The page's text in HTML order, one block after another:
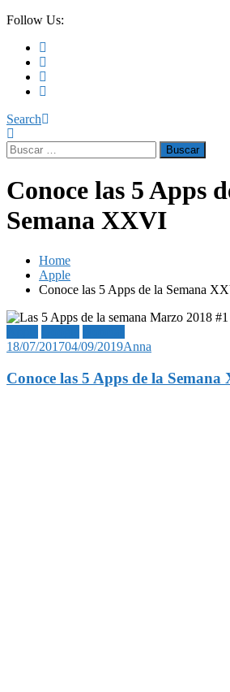
Follow Us:
Search
Buscar:
Conoce las 5 Apps
Semana XXVI
Home
Apple
Conoce las 5 Apps de la Semana
18/07/201704/09/2019Anna
Conoce las 5 Apps de la